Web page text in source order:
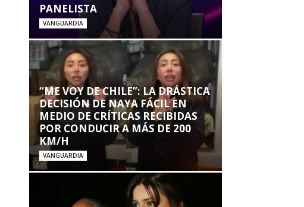
PANELISTA
VANGUARDIA
“ME VOY DE CHILE”: LA DRÁSTICA
DECISIÓN DE NAYA FÁCIL EN
MEDIO DE CRÍTICAS RECIBIDAS
POR CONDUCIR A MÁS DE 200
KM/H
VANGUARDIA